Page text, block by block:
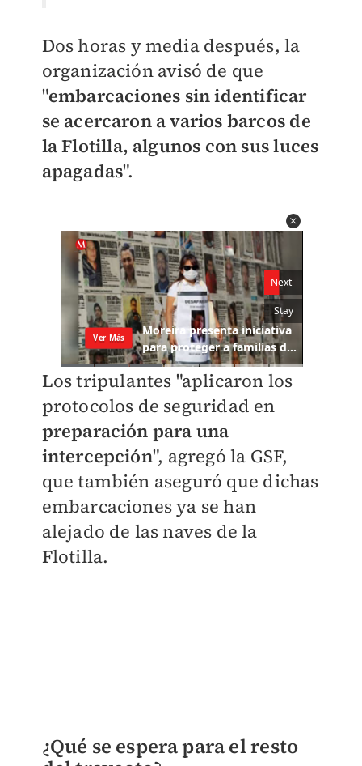
Dos horas y media después, la
organización avisó de que
"embarcaciones sin identificar
se acercaron a varios barcos de
la Flotilla, algunos con sus luces
apagadas".
Los tripulantes "aplicaron los
protocolos de seguridad en
preparación para una
intercepción", agregó la GSF,
que también aseguró que dichas
embarcaciones ya se han
alejado de las naves de la
Flotilla.
¿Qué se espera para el resto